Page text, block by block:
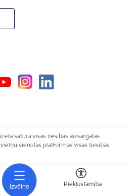
Izvēlne Piekļūstamība
satura visas tiesības aizsargātas.
vienotās platformas visas tiesības